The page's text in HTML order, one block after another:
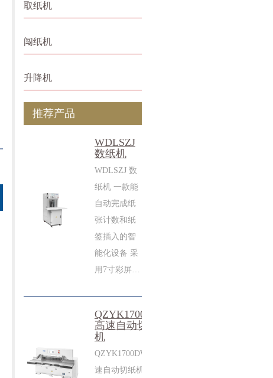
取纸机
闯纸机
升降机
推荐产品
WDLSZJ
数纸机
WDLSZJ 数
纸机 一款能
自动完成纸
张计数和纸
签插入的智
能化设备 采
用7寸彩屏…
QZYK1700DW
高速自动切纸
机
QZYK1700DW 高
速自动切纸机 >>